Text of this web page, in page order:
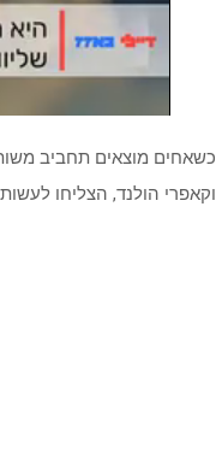
כשאחים מוצאים תחביב
וקאפרי הולנד, הצליחו